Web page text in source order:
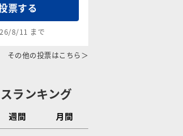
票する
8/11 まで
その他の投票はこちら＞
ランキング
週間 月間